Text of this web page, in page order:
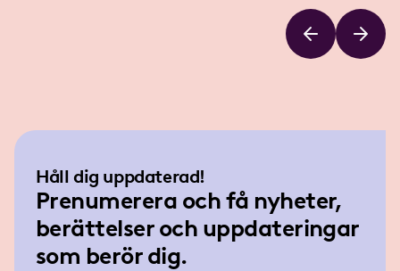
Håll dig uppdaterad!
Prenumerera och få nyheter,
berättelser och uppdateringar
som berör dig.